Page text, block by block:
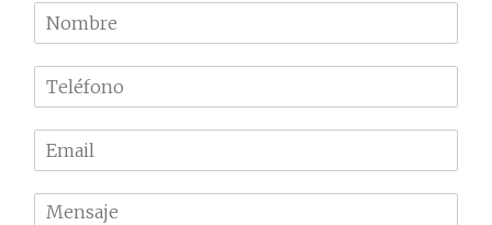
N
o
m
r
e
l
f
m
a
M